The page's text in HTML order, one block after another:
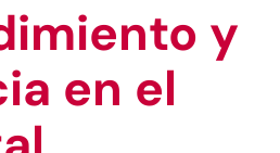
y
en el